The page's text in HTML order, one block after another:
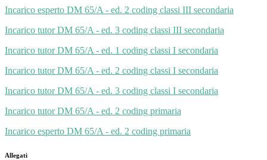
Incarico esperto DM 65/A - ed. 2 coding classi III secondaria
Incarico tutor DM 65/A - ed. 3 coding classi III secondaria
Incarico tutor DM 65/A - ed. 1 coding classi I secondaria
Incarico tutor DM 65/A - ed. 2 coding classi I secondaria
Incarico tutor DM 65/A - ed. 3 coding classi I secondaria
Incarico tutor DM 65/A - ed. 2 coding primaria
Incarico esperto DM 65/A - ed. 2 coding primaria
Allegati